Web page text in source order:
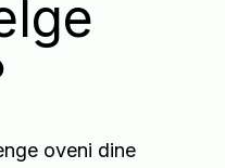
oveni dine